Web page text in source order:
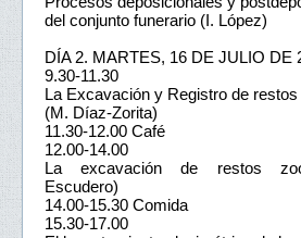
del conjunto funerario (I. López)
DÍA 2. MARTES, 16 DE JULIO DE
9.30-11.30
La Excavación y Registro de
(M. Díaz-Zorita)
11.30-12.00 Café
12.00-14.00
La excavación de restos
Escudero)
14.00-15.30 Comida
15.30-17.00